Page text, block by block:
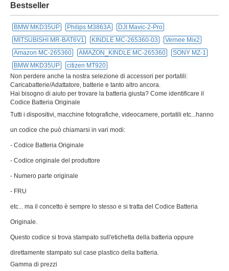
Bestseller
BMW MKD35UP Philips M3863A
DJI Mavic-2-Pro
MITSUBISHI MR-BAT6V1
KINDLE MC-265360-03
Vernee Mix2
Amazon MC-265360
AMAZON_KINDLE MC-265360
SONY MZ-1
BMW MKD35UP
citizen MT920
Non perdere anche la nostra selezione di accessori per portatili:
Caricabatterie/Adattatore, batterie e tanto altro ancora.
Hai bisogno di aiuto per trovare la batteria giusta? Come identificare il
Codice Batteria Originale
Tutti i dispositivi, macchine fotografiche, videocamere, portatili etc...hanno
un codice che può chiamarsi in vari modi:
- Codice Batteria Originale
- Codice originale del produttore
- Numero parte originale
- FRU
etc... ma il concetto è sempre lo stesso e si tratta del Codice Batteria
Originale.
Questo codice si trova stampato sull'etichetta della batteria oppure
direttamente stampato sul case plastico della batteria.
Gamma di prezzi